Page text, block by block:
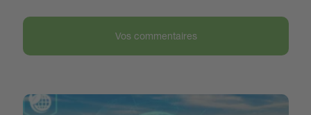
Vos commentaires